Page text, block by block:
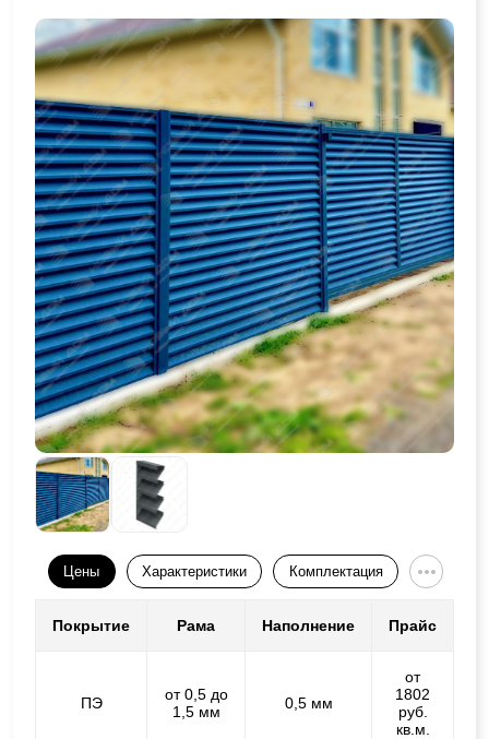
Цены Характеристики Комплектация
Покрытие Рама Наполнение Прайс
ПЭ
от 0,5 до
1,5 мм
0,5 мм
от
1802
руб.
кв.м.